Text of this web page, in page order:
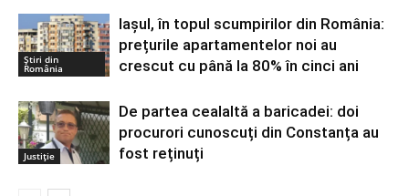
Știri din
România
Iașul, în topul scumpirilor din România:
prețurile apartamentelor noi au
crescut cu până la 80% în cinci ani
Justiție
De partea cealaltă a baricadei: doi
procurori cunoscuți din Constanța au
fost reținuți